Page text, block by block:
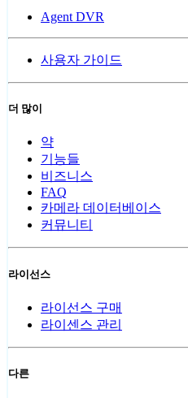
Agent DVR
사용자 가이드
더 많이
약
기능들
비즈니스
FAQ
카메라 데이터베이스
커뮤니티
라이선스
라이선스 구매
라이센스 관리
다른